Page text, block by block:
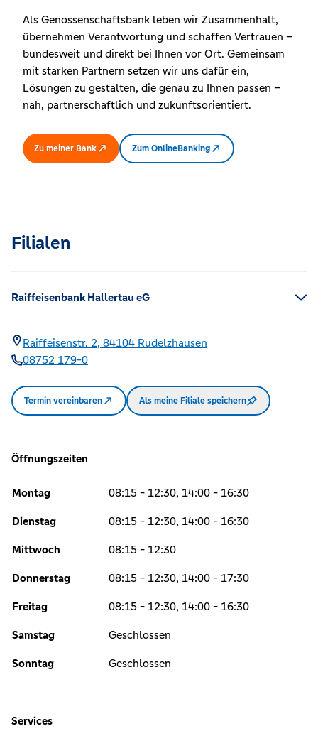
Als Genossenschaftsbank leben wir Zusammenhalt,
übernehmen Verantwortung und schaffen Vertrauen –
bundesweit und direkt bei Ihnen vor Ort. Gemeinsam
mit starken Partnern setzen wir uns dafür ein,
Lösungen zu gestalten, die genau zu Ihnen passen –
nah, partnerschaftlich und zukunftsorientiert.
Zu meiner Bank Zum OnlineBanking
Filialen
Raiffeisenbank Hallertau eG
Raiffeisenstr. 2, 84104 Rudelzhausen
08752 179-0
Termin vereinbaren Als meine Filiale speichern
Öffnungszeiten
Montag 08:15 - 12:30, 14:00 - 16:30
Dienstag 08:15 - 12:30, 14:00 - 16:30
Mittwoch 08:15 - 12:30
Donnerstag 08:15 - 12:30, 14:00 - 17:30
Freitag 08:15 - 12:30, 14:00 - 16:30
Samstag Geschlossen
Sonntag Geschlossen
Services